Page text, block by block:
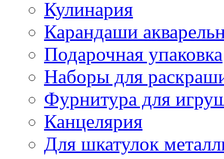
Кулинария
Карандаши
Подарочная упаковка
Наборы для
Фурнитура для
Канцелярия
Для шкатулок